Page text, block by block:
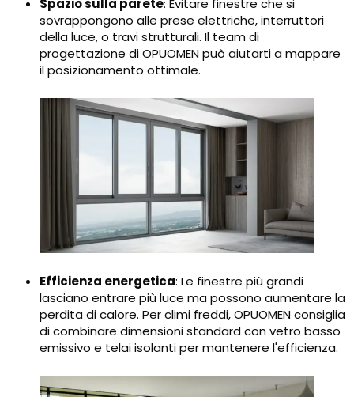
Spazio sulla parete: Evitare finestre che si
sovrappongono alle prese elettriche, interruttori
della luce, o travi strutturali. Il team di
progettazione di OPUOMEN può aiutarti a mappare
il posizionamento ottimale.
Efficienza energetica: Le finestre più grandi
lasciano entrare più luce ma possono aumentare la
perdita di calore. Per climi freddi, OPUOMEN consiglia
di combinare dimensioni standard con vetro basso
emissivo e telai isolanti per mantenere l'efficienza.